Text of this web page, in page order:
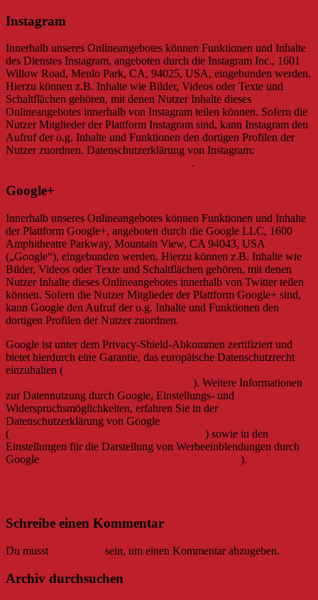
Instagram
Innerhalb unseres Onlineangebotes können Funktionen und Inhalte
des Dienstes Instagram, angeboten durch die Instagram Inc., 1601
Willow Road, Menlo Park, CA, 94025, USA, eingebunden werden.
Hierzu können z.B. Inhalte wie Bilder, Videos oder Texte und
Schaltflächen gehören, mit denen Nutzer Inhalte dieses
Onlineangebotes innerhalb von Instagram teilen können. Sofern die
Nutzer Mitglieder der Plattform Instagram sind, kann Instagram den
Aufruf der o.g. Inhalte und Funktionen den dortigen Profilen der
Nutzer zuordnen. Datenschutzerklärung von Instagram:
.
Google+
Innerhalb unseres Onlineangebotes können Funktionen und Inhalte
der Plattform Google+, angeboten durch die Google LLC, 1600
Amphitheatre Parkway, Mountain View, CA 94043, USA
(„Google“), eingebunden werden. Hierzu können z.B. Inhalte wie
Bilder, Videos oder Texte und Schaltflächen gehören, mit denen
Nutzer Inhalte dieses Onlineangebotes innerhalb von Twitter teilen
können. Sofern die Nutzer Mitglieder der Plattform Google+ sind,
kann Google den Aufruf der o.g. Inhalte und Funktionen den
dortigen Profilen der Nutzer zuordnen.
Google ist unter dem Privacy-Shield-Abkommen zertifiziert und
bietet hierdurch eine Garantie, das europäische Datenschutzrecht
einzuhalten (
). Weitere Informationen
zur Datennutzung durch Google, Einstellungs- und
Widerspruchsmöglichkeiten, erfahren Sie in der
Datenschutzerklärung von Google
(
) sowie in den
Einstellungen für die Darstellung von Werbeeinblendungen durch
Google
).
Schreibe einen Kommentar
Du musst sein, um einen Kommentar abzugeben.
Archiv durchsuchen